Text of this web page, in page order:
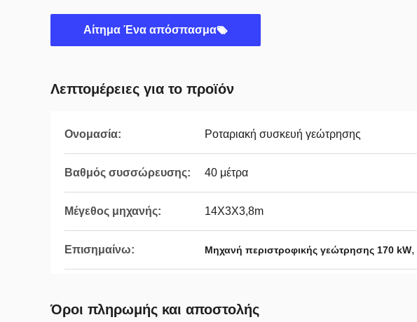
Αίτημα Ένα απόσπασμα
Λεπτομέρειες για το προϊόν
Ονομασία: Ροταριακή συσκευή γεώτρησης
Βαθμός συσσώρευσης: 40 μέτρα
Μέγεθος μηχανής: 14X3X3,8m
Επισημαίνω: Μηχανή περιστροφικής γεώτρησης 170 kW,
Όροι πληρωμής και αποστολής